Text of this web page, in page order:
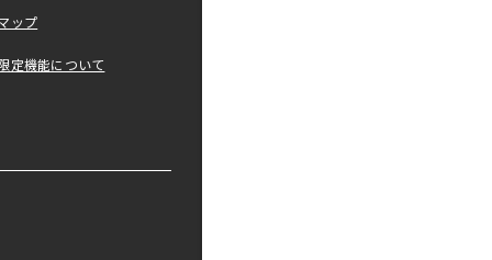
ップ
定機能について